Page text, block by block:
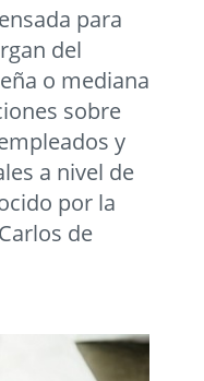
para
del
o mediana
sobre
y
a nivel de
por la
de